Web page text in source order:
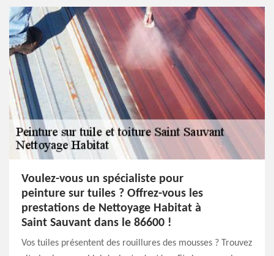
Voulez-vous un spécialiste pour
peinture sur tuiles ? Offrez-vous les
prestations de Nettoyage Habitat à
Saint Sauvant dans le 86600 !
Vos tuiles présentent des rouillures des mousses ? Trouvez